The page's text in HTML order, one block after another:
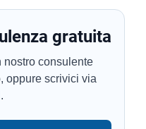
gratuita
nostro consulente
oppure scrivici via